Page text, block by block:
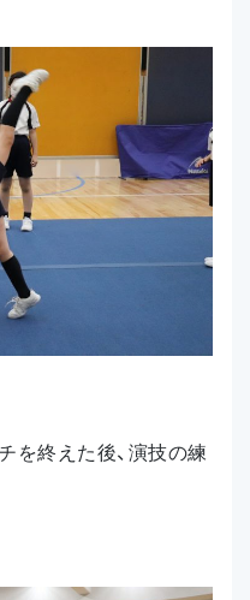
を終えた後、演技の練